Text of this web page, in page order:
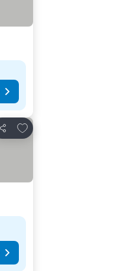
Κοινοποίηση
Προσθήκη στα αγαπημένα